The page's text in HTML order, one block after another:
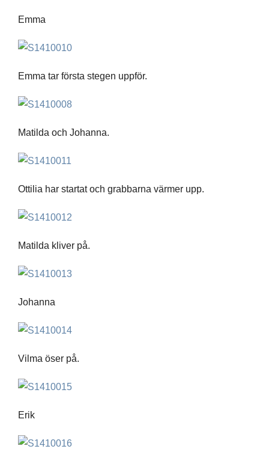
Emma
Emma tar första stegen uppför.
Matilda och Johanna.
Ottilia har startat och grabbarna värmer upp.
Matilda kliver på.
Johanna
Vilma öser på.
Erik